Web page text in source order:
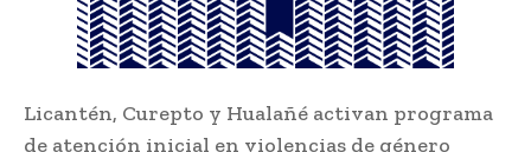
Licantén, Curepto y Hualañé activan programa
de atención inicial en violencias de género